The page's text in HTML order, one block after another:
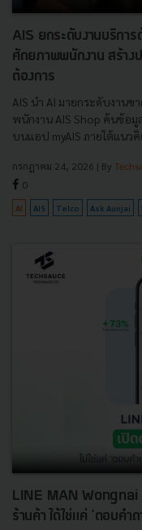
AIS ยกระดับงานบริกา
ศักยภาพพนักงาน สร้าง
ต้องการ
AIS นำ AI มายกระดับงาน
พนักงาน AIS Shop ค้นข้อมู
บนแอป myAIS ภายใต้แนว
กรกฎาคม 24, 2026 | By
0
AI AIS Telco Ask Aunjai
LINE MAN
ร้านค้า ได้ใช่แค่ 'ตอบค